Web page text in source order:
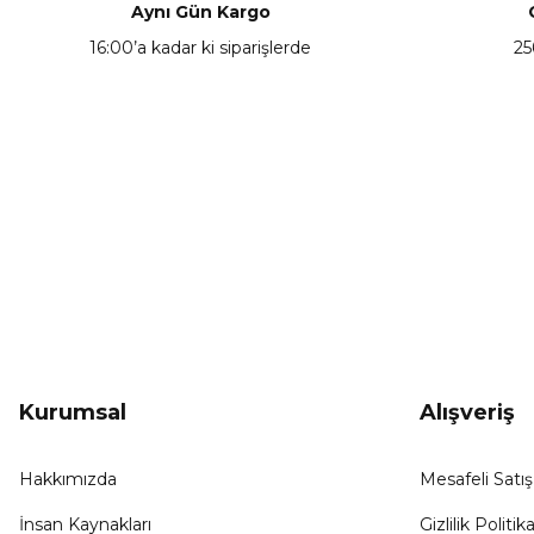
Ürün bilgilerinde hatalar bulunuyor.
Aynı Gün Kargo
16:00’a kadar ki siparişlerde
Kurumsal
Hakkımızda
İnsan Kaynakları
Alışveriş
Mesafeli
Gizlilik